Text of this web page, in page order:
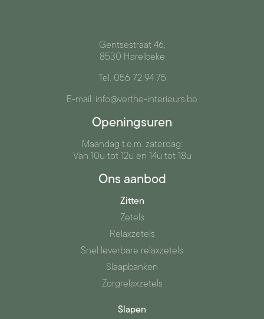
Gentsestraat 46,
8530 Harelbeke
Tel. 056 72 94 75
E-mail: info@verthe-interieurs.be
Openingsuren
Maandag t.e.m. zaterdag:
Van 10u tot 12u en 14u tot 18u
Ons aanbod
Zitten
Zetels
Relaxzetels
Snel leverbare relaxzetels
Slaapbanken
Zorgrelaxzetels
Slapen